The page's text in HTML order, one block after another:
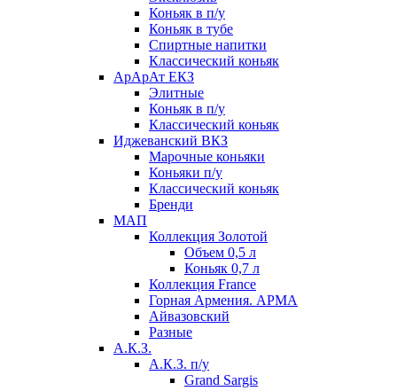
Коньяк в п/у
Коньяк в тубе
Спиртные напитки
Классический коньяк
АрАрАт ЕКЗ
Элитные
Коньяк в п/у
Классический коньяк
Иджеванский ВКЗ
Марочные коньяки
Коньяки п/у
Классический коньяк
Бренди
МАП
Коллекция Золотой
Объем 0,5 л
Коньяк 0,7 л
Коллекция France
Горная Армения. АРМА
Айвазовский
Разные
А.К.З.
А.К.З. п/у
Grand Sargis